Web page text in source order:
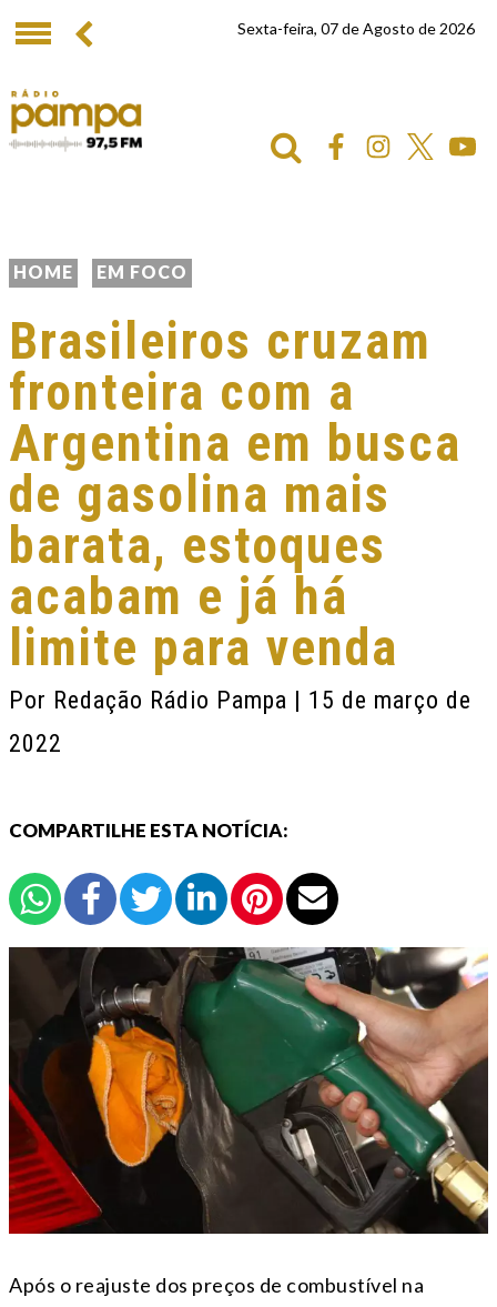
Sexta-feira, 07 de Agosto de 2026
HOME EM FOCO
Brasileiros cruzam
fronteira com a
Argentina em busca
de gasolina mais
barata, estoques
acabam e já há
limite para venda
Por Redação Rádio Pampa | 15 de março de
2022
COMPARTILHE ESTA NOTÍCIA:
Após o reajuste dos preços de combustível na